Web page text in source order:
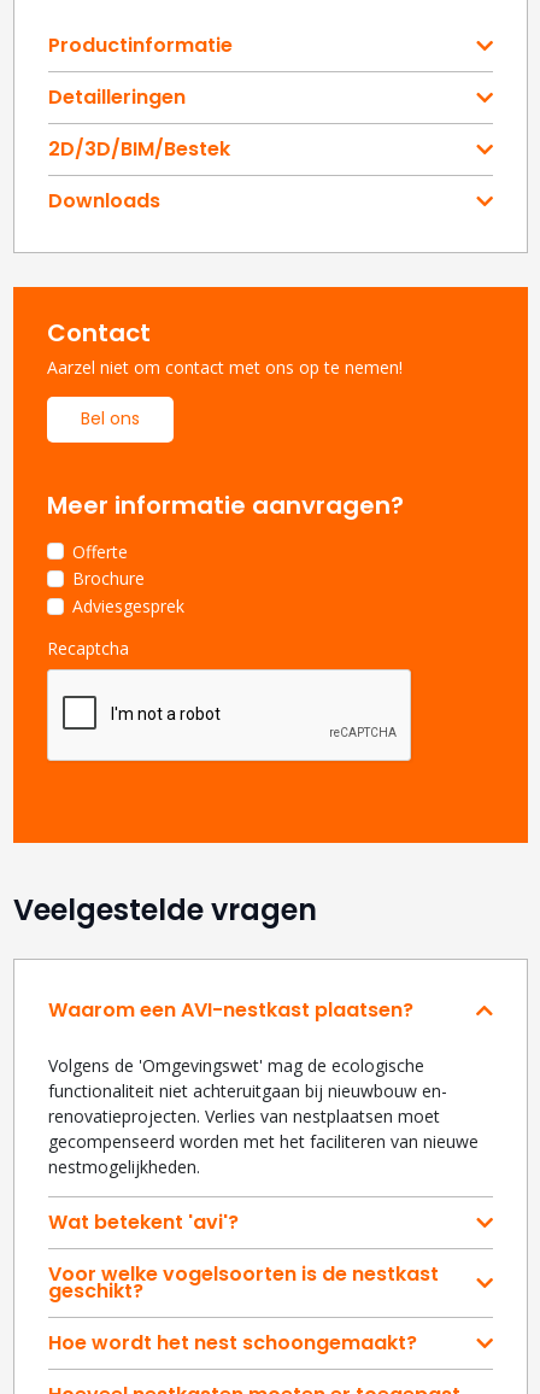
Productinformatie
Detailleringen
2D/3D/BIM/Bestek
Downloads
Contact
Aarzel niet om contact met ons op te nemen!
Bel ons
Meer informatie aanvragen?
Offerte
Brochure
Adviesgesprek
Recaptcha
Veelgestelde vragen
Waarom een AVI-nestkast plaatsen?
Volgens de 'Omgevingswet' mag de ecologische
functionaliteit niet achteruitgaan bij nieuwbouw en-
renovatieprojecten. Verlies van nestplaatsen moet
gecompenseerd worden met het faciliteren van nieuwe
nestmogelijkheden.
Wat betekent 'avi'?
Voor welke vogelsoorten is de nestkast
geschikt?
Hoe wordt het nest schoongemaakt?